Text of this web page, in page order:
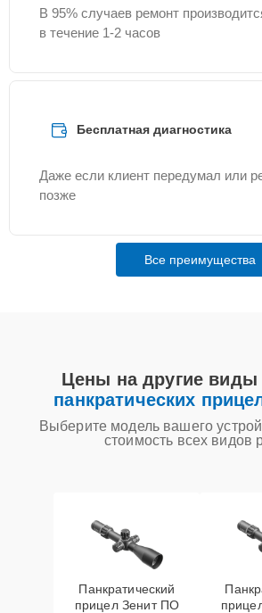
В 95% случаев ремонт
в течение 1-2 часов
Бесплатная диагностика
Даже если клиент передумал или
позже
Все преимущества
Цены на другие виды
панкратических
Выберите модель вашего
стоимость всех видов
Панкратический
прицел Зенит ПO